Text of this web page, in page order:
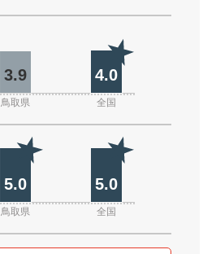
3.9 4.0
鳥取県 全国
5.0 5.0
鳥取県 全国